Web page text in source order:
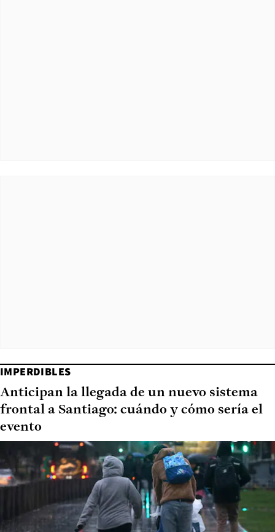
IMPERDIBLES
Anticipan la llegada de un nuevo sistema
frontal a Santiago: cuándo y cómo sería el
evento